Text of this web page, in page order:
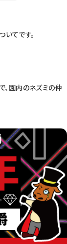
いてです。
園内のネズミの仲